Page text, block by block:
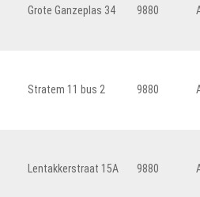
Grote Ganzeplas 34 9880
Stratem 11 bus 2 9880
Lentakkerstraat 15A 9880